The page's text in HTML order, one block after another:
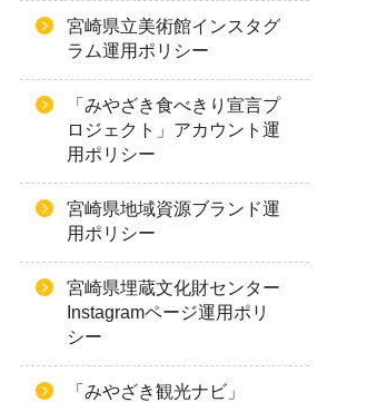
宮崎県立美術館インスタグ
ラム運用ポリシー
「みやざき食べきり宣言プ
ロジェクト」アカウント運
用ポリシー
宮崎県地域資源ブランド運
用ポリシー
宮崎県埋蔵文化財センター
Instagramページ運用ポリ
シー
「みやざき観光ナビ」